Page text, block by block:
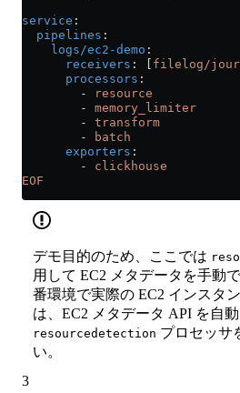
service :
  pipelines
:
    logs/ec2-demo
:
      receivers
: [ filelog/
      processors
:
        -
resource
        -
memory_limiter
        -
transform
        -
batch
      exporters
:
        -
clickhouse
EOF
デモ目的のため、ここでは
用して EC2 メタデータを手動
番環境で実際の EC2 インスタ
は、EC2 メタデータ API を自
resourcedetection プロセッサ
い。
3